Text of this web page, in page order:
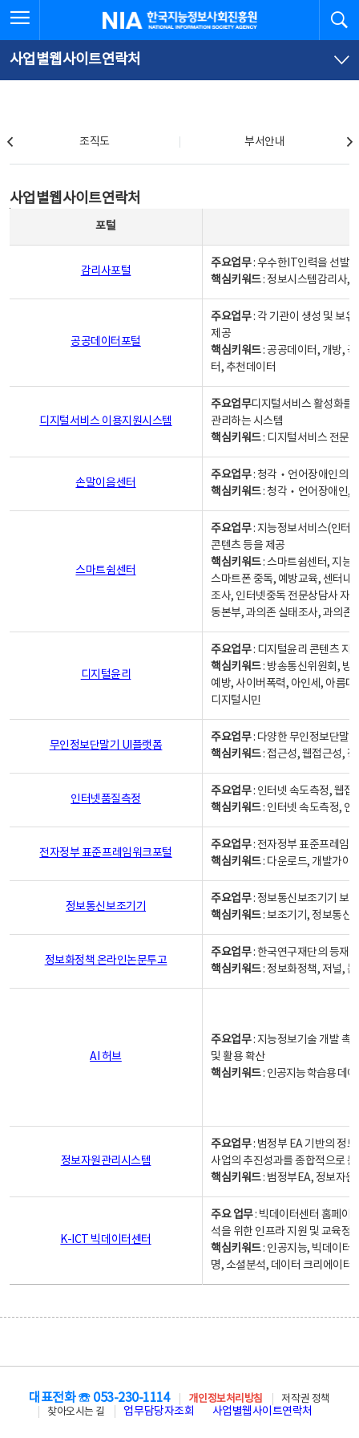
문
로
가
체
뉴
바
가
한국지능정보사회진흥원
사업별웹사이트연락처
조직도 부서안내
사업별웹사이트연락처
포털
감리사포털
주요업무: 우수한IT인력을 선발
핵심키워드: 정보시스템감리사,
공공데이터포털
주요업무: 각 기관이 생성 및 보
제공
핵심키워드: 공공데이터, 개방,
터, 추천데이터
디지털서비스 이용지원시스템
주요업무디지털서비스 활성화를
관리하는 시스템
핵심키워드: 디지털서비스 전문
손말이음센터
주요업무: 청각‧언어장애인의
핵심키워드: 청각‧언어장애인,
스마트쉼센터
주요업무: 지능정보서비스(인터
콘텐츠 등을 제공
핵심키워드: 스마트쉼센터, 지능
스마트폰 중독, 예방교육, 센터내
조사, 인터넷중독 전문상담사 자
동본부, 과의존 실태조사, 과의존
디지털윤리
주요업무: 디지털윤리 콘텐츠 지
핵심키워드: 방송통신위원회, 방
예방, 사이버폭력, 아인세, 아름
디지털시민
무인정보단말기 UI플랫폼
주요업무: 다양한 무인정보단말
핵심키워드: 접근성, 웹접근성,
인터넷품질측정
주요업무: 인터넷 속도측정, 웹접
핵심키워드: 인터넷 속도측정, 인
전자정부 표준프레임워크포털
주요업무: 전자정부 표준프레임
핵심키워드: 다운로드, 개발가이
정보통신보조기기
주요업무: 정보통신보조기기 보
핵심키워드: 보조기기, 정보통신
정보화정책 온라인논문투고
주요업무: 한국연구재단의 등재
핵심키워드: 정보화정책, 저널,
AI 허브
주요업무: 지능정보기술 개발 촉
및 활용 확산
핵심키워드: 인공지능 학습용 데
정보자원관리시스템
주요업무: 범정부 EA 기반의 정
사업의 추진성과를 종합적으로
핵심키워드: 범정부EA, 정보자
K-ICT 빅데이터센터
주요 업무: 빅데이터센터 홈페이
석을 위한 인프라 지원 및 교육정
핵심키워드: 인공지능, 빅데이터,
명, 소셜분석, 데이터 크리에이터
대표전화 ☏ 053-230-1114 개인정보처리방침
저작권 정책
찾아오시는 길
업무담당자조회 사업별웹사이트연락처